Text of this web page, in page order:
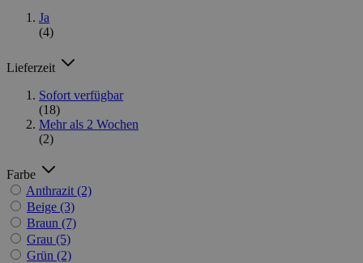
Ja
(4)
Lieferzeit
Sofort verfügbar
(18)
Mehr als 2 Wochen
(2)
Farbe
Anthrazit (2)
Beige (3)
Braun (7)
Grau (5)
Grün (2)